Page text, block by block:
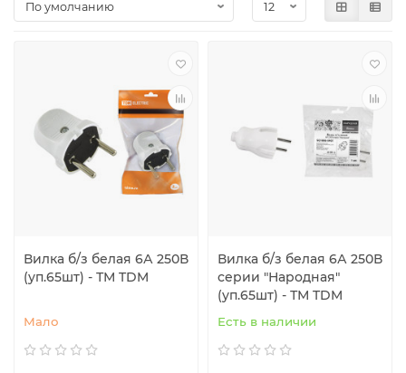
Вилка б/з белая 6А 250В
(уп.65шт) - ТМ TDM
Мало
Вилка б/з белая 6А 250В
серии "Народная"
(уп.65шт) - ТМ TDM
Есть в наличии